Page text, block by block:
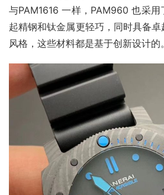
与PAM1616 一样，PAM960 也采
起精钢和钛金属更轻巧，同时具备
风格，这些材料都是基于创新设计的。